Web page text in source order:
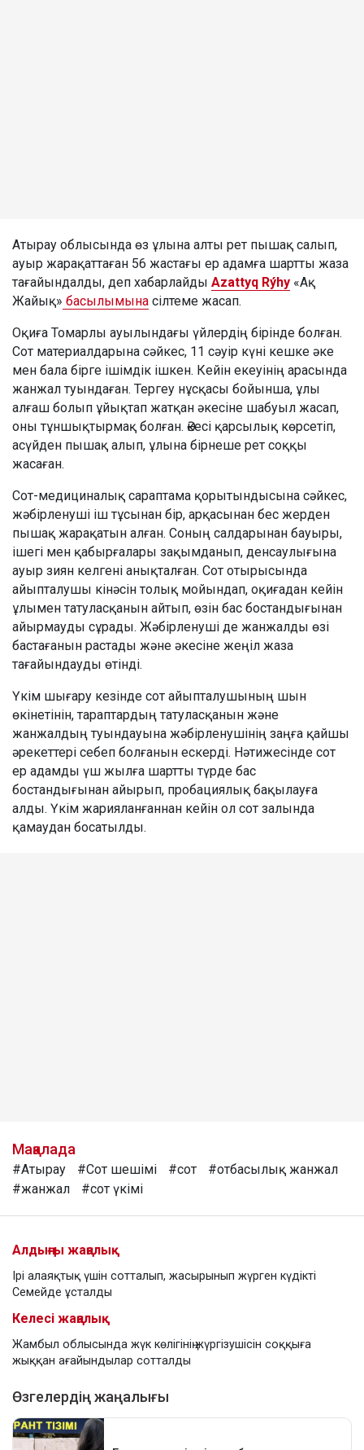
Атырау облысында өз ұлына алты рет пышақ салып,
ауыр жарақаттаған 56 жастағы ер адамға шартты жаза
тағайындалды, деп хабарлайды Azattyq Rýhy «Ақ
Жайық» басылымына сілтеме жасап.
Оқиға Томарлы ауылындағы үйлердің бірінде болған.
Сот материалдарына сәйкес, 11 сәуір күні кешке әке
мен бала бірге ішімдік ішкен. Кейін екеуінің арасында
жанжал туындаған. Тергеу нұсқасы бойынша, ұлы
алғаш болып ұйықтап жатқан әкесіне шабуыл жасап,
оны тұншықтырмақ болған. Әкесі қарсылық көрсетіп,
асүйден пышақ алып, ұлына бірнеше рет соққы
жасаған.
Сот-медициналық сараптама қорытындысына сәйкес,
жәбірленуші іш тұсынан бір, арқасынан бес жерден
пышақ жарақатын алған. Соның салдарынан бауыры,
ішегі мен қабырғалары зақымданып, денсаулығына
ауыр зиян келгені анықталған. Сот отырысында
айыпталушы кінәсін толық мойындап, оқиғадан кейін
ұлымен татуласқанын айтып, өзін бас бостандығынан
айырмауды сұрады. Жәбірленуші де жанжалды өзі
бастағанын растады және әкесіне жеңіл жаза
тағайындауды өтінді.
Үкім шығару кезінде сот айыпталушының шын
өкінетінін, тараптардың татуласқанын және
жанжалдың туындауына жәбірленушінің заңға қайшы
әрекеттері себеп болғанын ескерді. Нәтижесінде сот
ер адамды үш жылға шартты түрде бас
бостандығынан айырып, пробациялық бақылауға
алды. Үкім жарияланғаннан кейін ол сот залында
қамаудан босатылды.
Мақалада
#Атырау #Сот шешімі #сот
#отбасылық жанжал
#жанжал
#сот үкімі
Алдыңғы жаңалық
Ірі алаяқтық үшін сотталып, жасырынып жүрген күдікті
Семейде ұсталды
Келесі жаңалық
Жамбыл облысында жүк көлігінің жүргізушісін соққыға
жыққан ағайындылар сотталды